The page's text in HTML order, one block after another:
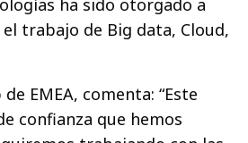
ha sido otorgado a
trabajo de Big data, Cloud,
EMEA, comenta: “Este
confianza que hemos